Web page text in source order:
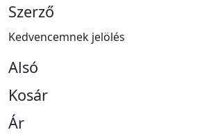
Szerző
Kedvencemnek jelölés
Alsó
Kosár
Ár